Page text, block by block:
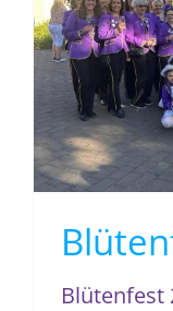
Blütenfest